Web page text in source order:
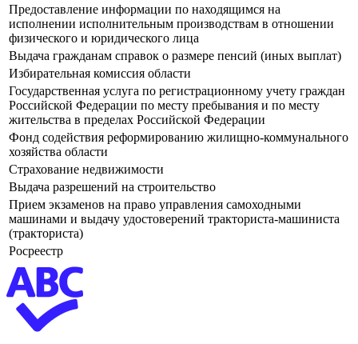
Предоставление информации по находящимся на
исполнении исполнительным производствам в отношении
физического и юридического лица
Выдача гражданам справок о размере пенсий (иных выплат)
Избирательная комиссия области
Государственная услуга по регистрационному учету граждан
Российской Федерации по месту пребывания и по месту
жительства в пределах Российской Федерации
Фонд содействия реформированию жилищно-коммунального
хозяйства области
Страхование недвижимости
Выдача разрешений на строительство
Прием экзаменов на право управления самоходными
машинами и выдачу удостоверений тракториста-машиниста
(тракториста)
Росреестр